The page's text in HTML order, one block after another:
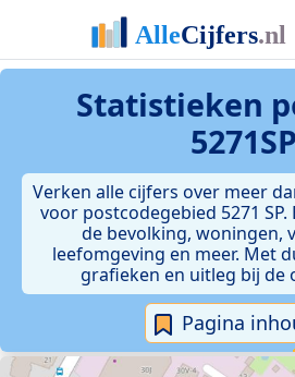
Statistieken
5271SP
Verken alle cijfers over meer
voor postcodegebied 5271
de bevolking, woningen,
leefomgeving en meer. Met
grafieken en uitleg bij de
Pagina